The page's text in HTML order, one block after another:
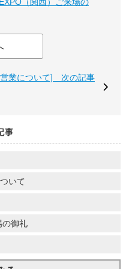
業について] 次の記事
事
いて
の御礼